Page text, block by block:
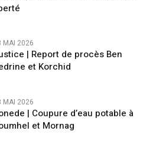
MAI 2026
| Report de procès Ben
et Korchid
MAI 2026
| Coupure d’eau potable à
et Mornag